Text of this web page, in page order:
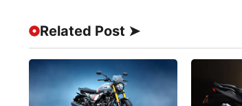
Related Post ➤